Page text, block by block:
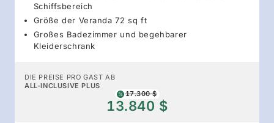
Schiffsbereich
Größe der Veranda 72 sq ft
Großes Badezimmer und begehbarer
Kleiderschrank
DIE PREISE PRO GAST AB
ALL-INCLUSIVE PLUS
17.300 $
13.840 $